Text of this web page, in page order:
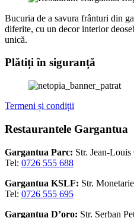
Bucuria de a savura frânturi din
diferite, cu un decor interior
unică.
Plătiți în siguranță
Termeni și condiții
Restaurantele Gargantua
Gargantua Parc: Str. Jean-
Tel: 0726 555 688
Gargantua KSLF: Str.
Tel: 0726 555 695
Gargantua D’oro: Str. Șerban